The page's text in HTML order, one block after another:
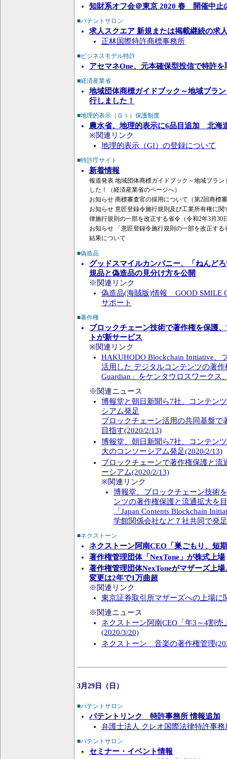
知財系オフ会＠東京 2020 春 開催中止
■パテントサロン
求人スクエア 新規または掲載継続の求
正林国際特許商標事務所
■ビジネスモデル特許
アセマネOne、元本確保型投信で特許を
■経済産業省
地域団体商標ガイドブック～地域ブラ
行しました！
■地理的表示（ＧＩ）保護制度
農水省、地理的表示に6品目追加 北海
※関連リンク
地理的表示（GI）の登録について
■特許庁サイト
新着情報
報道発表 地域団体商標ガイドブック～地域ブラン
した！（経済産業省のページへ）
お知らせ 商標審査官の採用について（第2回商標
お知らせ 意匠登録令施行規則及び工業所有権に
律施行規則の一部を改正する省令（令和2年3月30
お知らせ 「意匠登録令施行規則の一部を改正す
結果について
■偽造品
グッドスマイルカンパニー、「ねんど
規品と偽造品の見分け方を公開
※関連リンク
偽造品(海賊版)情報 _ GOOD SMILE
サポート
■著作権
ブロックチェーン技術で著作権を保護
トが新サービス
※関連リンク
HAKUHODO Blockchain Initiative、
活用した デジタルコンテンツの著
Guardian」をケンタウロスワークス
※関連ニュース
博報堂と朝日新聞ら7社、コンテン
シアム発足
ブロックチェーン活用の共同基盤で
目指す(2020/2/13)
博報堂、朝日新聞ら7社、コンテン
大のコンソーシアム発足(2020/2/13)
ブロックチェーンで著作権保護と流
ーシアム(2020/2/13)
※関連リンク
博報堂、ブロックチェーン技術
ンツの著作権保護と流通拡大を
「Japan Contents Blockchain
学館関係会社など７社共同で発足
■ネクストーン
ネクストーン阿南CEO「巣ごもり、短
著作権管理団体「NexTone」が株式上場
著作権管理団体NexToneがマザーズ上
変更は2年で1万曲超
※関連リンク
東京証券取引所マザーズへの上場に
※関連ニュース
ネクストーン阿南CEO「年3～4割売
(2020/3/20)
ネクストーン 音楽の著作権管理
3月29日（日）
■パテントサロン
パテントリンク 特許事務所 情報追加
弁護士法人 クレオ国際法律特許事務
■パテントサロン
セミナー・イベント情報